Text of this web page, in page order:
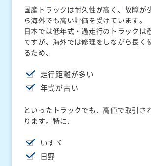
国産トラックは耐久性が高く、故障が
ら海外でも高い評価を受けています。
日本では低年式・過走行のトラックは
ですが、海外では修理をしながら長く
るため、
走行距離が多い
年式が古い
といったトラックでも、高値で取引さ
ります。特に、
いすゞ
日野